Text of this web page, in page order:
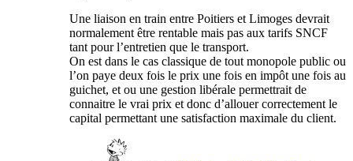
Une liaison en train entre Poitiers et Limoges devrait
normalement être rentable mais pas aux tarifs SNCF
tant pour l’entretien que le transport.
On est dans le cas classique de tout monopole public ou
l’on paye deux fois le prix une fois en impôt une fois au
guichet, et ou une gestion libérale permettrait de
connaitre le vrai prix et donc d’allouer correctement le
capital permettant une satisfaction maximale du client.